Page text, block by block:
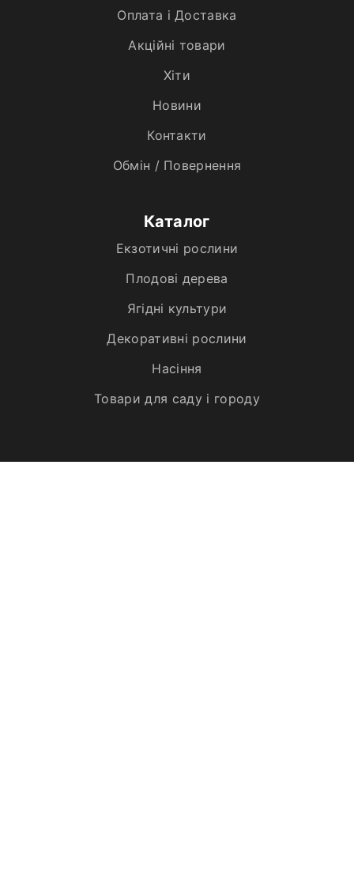
Оплата і Доставка
Акційні товари
Хiти
Новини
Контакти
Обмін / Повернення
Каталог
Екзотичні рослини
Плодові дерева
Ягідні культури
Декоративні рослини
Насіння
Товари для саду і городу